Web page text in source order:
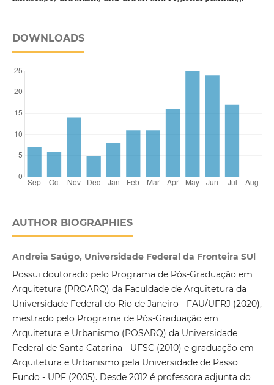
DOWNLOADS
AUTHOR BIOGRAPHIES
Andreia Saúgo, Universidade Federal da Fronteira SUl
Possui doutorado pelo Programa de Pós-Graduação em
Arquitetura (PROARQ) da Faculdade de Arquitetura da
Universidade Federal do Rio de Janeiro - FAU/UFRJ (2020),
mestrado pelo Programa de Pós-Graduação em
Arquitetura e Urbanismo (POSARQ) da Universidade
Federal de Santa Catarina - UFSC (2010) e graduação em
Arquitetura e Urbanismo pela Universidade de Passo
Fundo - UPF (2005). Desde 2012 é professora adjunta do